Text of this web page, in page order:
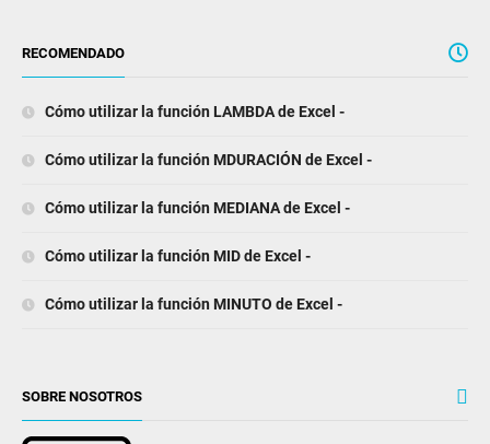
RECOMENDADO
Cómo utilizar la función LAMBDA de Excel -
Cómo utilizar la función MDURACIÓN de Excel -
Cómo utilizar la función MEDIANA de Excel -
Cómo utilizar la función MID de Excel -
Cómo utilizar la función MINUTO de Excel -
SOBRE NOSOTROS